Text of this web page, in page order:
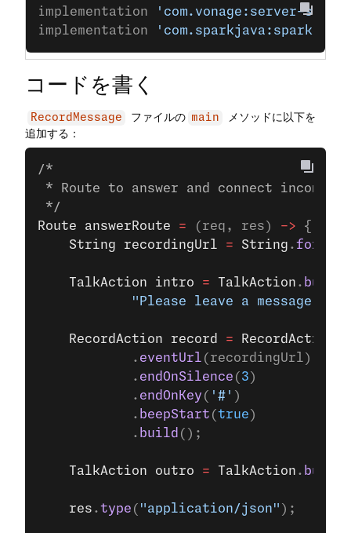
implementation
'com.vonage:server-
implementation
'com.sparkjava:spark-
コードを書く
RecordMessage ファイルの main
メソッドに以下を
追加する：
/*
* Route to answer and connect
*/
Route answerRoute = (req, res) -> {
    String
recordingUrl = String .format
    TalkAction
intro = TalkAction .
"Please leave a message
    RecordAction
record = RecordAction
            .
eventUrl (recordingUrl)
            .
endOnSilence ( 3 )
            .
endOnKey ( '#' )
            .
beepStart (true )
            .
build ();
    TalkAction
outro = TalkAction .
    res
.type ( "application/json" );